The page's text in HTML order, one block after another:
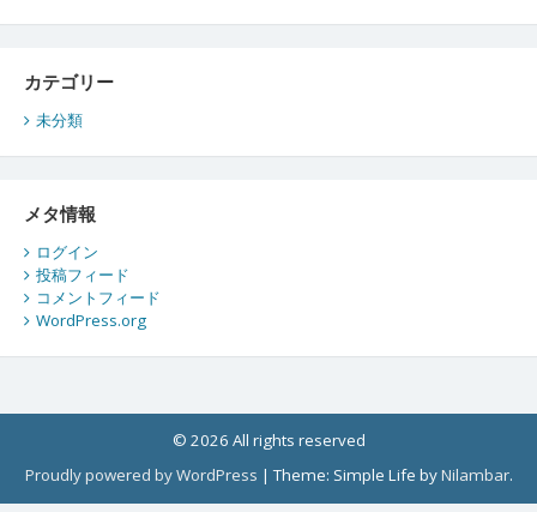
カテゴリー
未分類
メタ情報
ログイン
投稿フィード
コメントフィード
WordPress.org
© 2026 All rights reserved
Proudly powered by WordPress |Theme: Simple Life byNilambar.